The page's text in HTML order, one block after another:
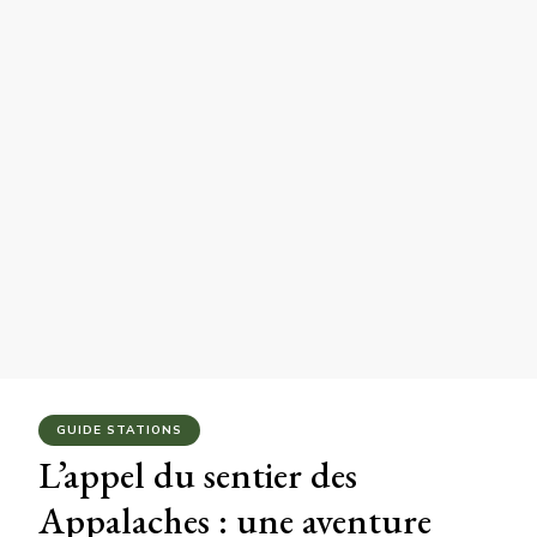
GUIDE STATIONS
L’appel du sentier des
Appalaches : une aventure